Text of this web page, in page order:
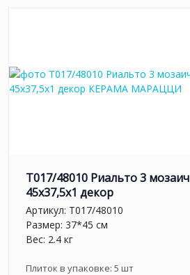
T017/48010 Риальто 3
45x37,5x1 декор
Артикул: T017/48010
Размер: 37*45 см
Вес: 2.4 кг
Плиток в упаковке: 5 шт